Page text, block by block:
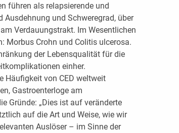
führen als relapsierende und
Ausdehnung und Schweregrad, über
Verdauungstrakt. Im Wesentlichen
Morbus Crohn und Colitis ulcerosa.
der Lebensqualität für die
einher.
Häufigkeit von CED weltweit
Gastroenterloge am
Gründe: „Dies ist auf veränderte
auf die Art und Weise, wie wir
Auslöser – im Sinne der